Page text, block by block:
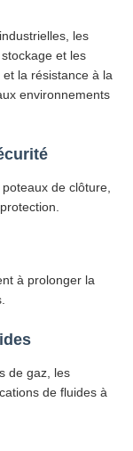
les
et les
la résistance à la
environnements
de clôture,
à prolonger la
de gaz, les
de fluides à